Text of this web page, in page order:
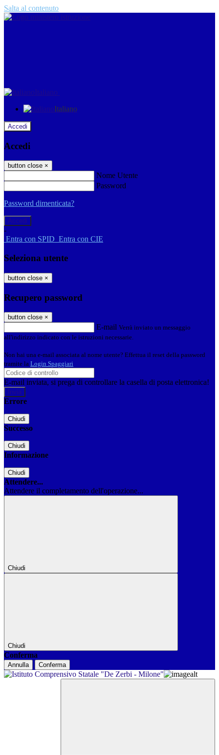
Salta al contenuto
Italiano
Italiano
Accedi
Accedi
button close ×
Nome Utente
Password
Password dimenticata?
-
Entra con SPID Entra con CIE
Seleziona utente
button close ×
Recupero password
button close ×
E-mail Verrà inviato un messaggio
all'indirizzo indicato con le istruzioni necessarie.
Non hai una e-mail associata al nome utente? Effettua il reset della password
tramite la Login Spaggiari
E-mail inviata, si prega di controllare la casella di posta elettronica!
Errore
Chiudi
Successo
Chiudi
Informazione
Chiudi
Attendere...
Attendere il completamento dell'operazione...
Chiudi
Chiudi
Conferma
Annulla Conferma